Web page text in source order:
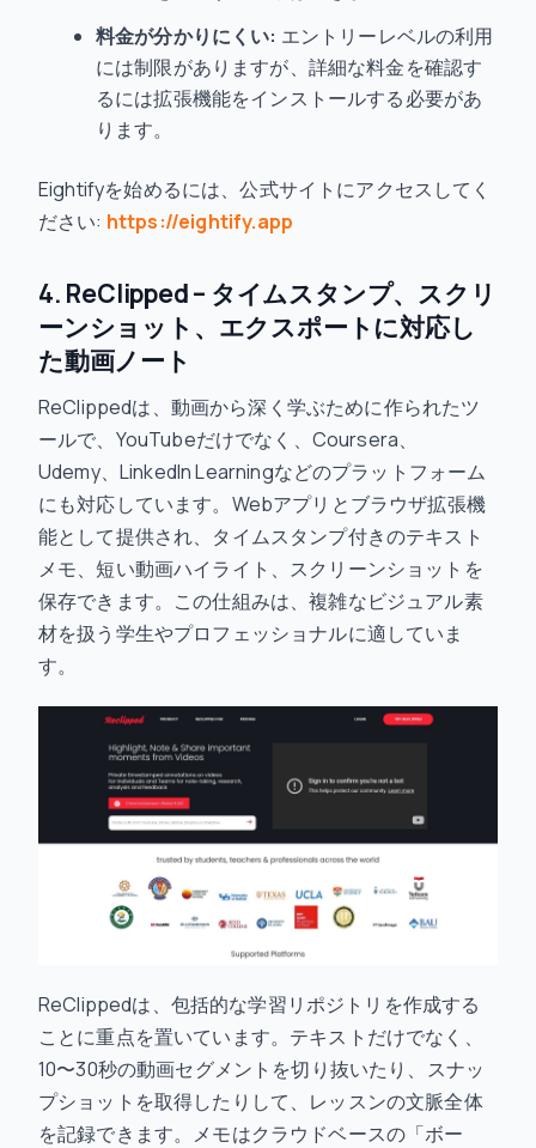
料金が分かりにくい: エントリーレベルの利用
には制限がありますが、詳細な料金を確認す
るには拡張機能をインストールする必要があ
ります。
Eightifyを始めるには、公式サイトにアクセスしてく
ださい: https://eightify.app
4. ReClipped – タイムスタンプ、スクリ
ーンショット、エクスポートに対応し
た動画ノート
ReClippedは、動画から深く学ぶために作られたツ
ールで、YouTubeだけでなく、Coursera、
Udemy、LinkedIn Learningなどのプラットフォーム
にも対応しています。Webアプリとブラウザ拡張機
能として提供され、タイムスタンプ付きのテキスト
メモ、短い動画ハイライト、スクリーンショットを
保存できます。この仕組みは、複雑なビジュアル素
材を扱う学生やプロフェッショナルに適していま
す。
ReClippedは、包括的な学習リポジトリを作成する
ことに重点を置いています。テキストだけでなく、
10〜30秒の動画セグメントを切り抜いたり、スナッ
プショットを取得したりして、レッスンの文脈全体
を記録できます。メモはクラウドベースの「ボー